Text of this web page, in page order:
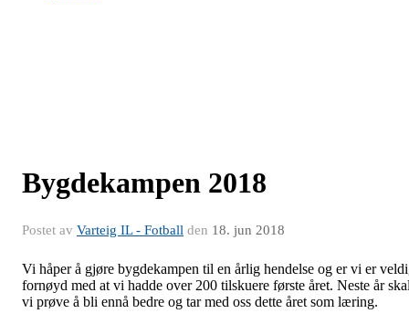
Bygdekampen 2018
Postet av Varteig IL - Fotball den 18. jun 2018
Vi håper å gjøre bygdekampen til en årlig hendelse og er vi er
fornøyd med at vi hadde over 200 tilskuere første året. Neste år
vi prøve å bli ennå bedre og tar med oss dette året som læring.